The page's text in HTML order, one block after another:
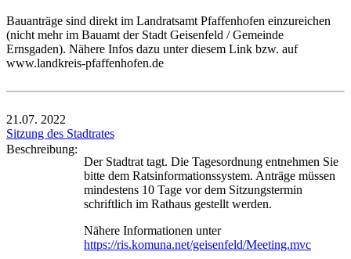
Bauanträge sind direkt im Landratsamt Pfaffenhofen einzureichen
(nicht mehr im Bauamt der Stadt Geisenfeld / Gemeinde
Ernsgaden). Nähere Infos dazu unter diesem Link bzw. auf
www.landkreis-pfaffenhofen.de
21.07. 2022
Sitzung des Stadtrates
Beschreibung:
Der Stadtrat tagt. Die Tagesordnung entnehmen Sie
bitte dem Ratsinformationssystem. Anträge müssen
mindestens 10 Tage vor dem Sitzungstermin
schriftlich im Rathaus gestellt werden.
Nähere Informationen unter
https://ris.komuna.net/geisenfeld/Meeting.mvc